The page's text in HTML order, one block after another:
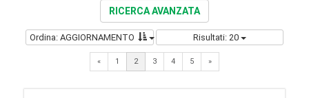
RICERCA AVANZATA
Ordina: AGGIORNAMENTO Risultati: 20
«Previous
1 2 3 4 5 »Next